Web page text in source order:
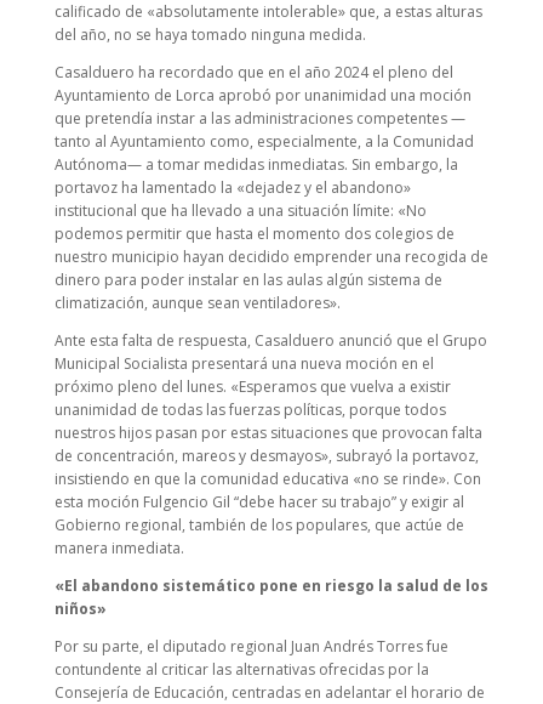
calificado de «absolutamente intolerable» que, a estas alturas
del año, no se haya tomado ninguna medida.
Casalduero ha recordado que en el año 2024 el pleno del
Ayuntamiento de Lorca aprobó por unanimidad una moción
que pretendía instar a las administraciones competentes —
tanto al Ayuntamiento como, especialmente, a la Comunidad
Autónoma— a tomar medidas inmediatas. Sin embargo, la
portavoz ha lamentado la «dejadez y el abandono»
institucional que ha llevado a una situación límite: «No
podemos permitir que hasta el momento dos colegios de
nuestro municipio hayan decidido emprender una recogida de
dinero para poder instalar en las aulas algún sistema de
climatización, aunque sean ventiladores».
Ante esta falta de respuesta, Casalduero anunció que el Grupo
Municipal Socialista presentará una nueva moción en el
próximo pleno del lunes. «Esperamos que vuelva a existir
unanimidad de todas las fuerzas políticas, porque todos
nuestros hijos pasan por estas situaciones que provocan falta
de concentración, mareos y desmayos», subrayó la portavoz,
insistiendo en que la comunidad educativa «no se rinde». Con
esta moción Fulgencio Gil “debe hacer su trabajo” y exigir al
Gobierno regional, también de los populares, que actúe de
manera inmediata.
«El abandono sistemático pone en riesgo la salud de los
niños»
Por su parte, el diputado regional Juan Andrés Torres fue
contundente al criticar las alternativas ofrecidas por la
Consejería de Educación, centradas en adelantar el horario de